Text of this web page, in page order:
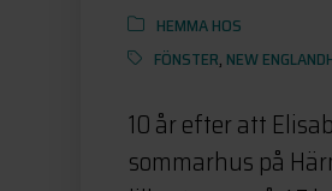
HEMMA HOS
FÖNSTER, NEW
10 år efter att
sommarhus på